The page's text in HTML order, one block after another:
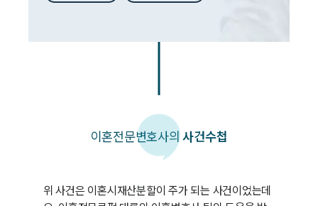
이혼전문변호사의사건수첩
위 사건은 이혼시재산분할이 주가 되는 사건이었는데